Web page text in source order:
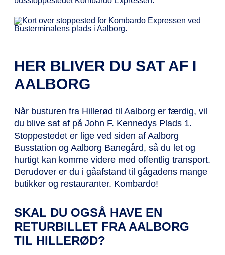
HER BLIVER DU SAT AF I
AALBORG
Når busturen fra Hillerød til Aalborg er færdig, vil
du blive sat af på John F. Kennedys Plads 1.
Stoppestedet er lige ved siden af Aalborg
Busstation og Aalborg Banegård, så du let og
hurtigt kan komme videre med offentlig transport.
Derudover er du i gåafstand til gågadens mange
butikker og restauranter. Kombardo!
SKAL DU OGSÅ HAVE EN
RETURBILLET FRA AALBORG
TIL HILLERØD?